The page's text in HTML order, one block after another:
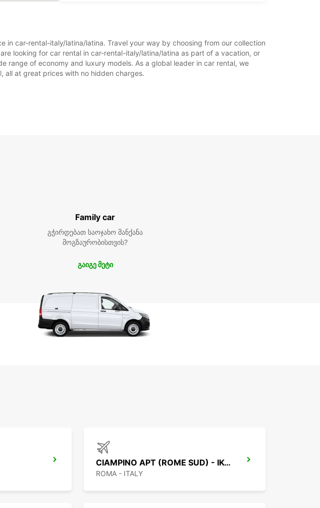
in car-rental-italy/latina/latina. Travel your way by choosing from our collection
looking for car rental in car-rental-italy/latina/latina as part of a vacation, or
range of economy and luxury models. As a global leader in car rental, we
all at great prices with no hidden charges.
Family car
გჭირდებათ საოჯახო მანქანა
მოგზაურობისთვის?
გაიგე მეტი
CIAMPINO APT (ROME SUD) - IKC *RY*
ROMA - ITALY